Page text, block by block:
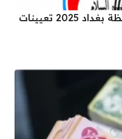
من هنا.. رابط اسماء عقود محافظة بغداد 2025 تعيينات